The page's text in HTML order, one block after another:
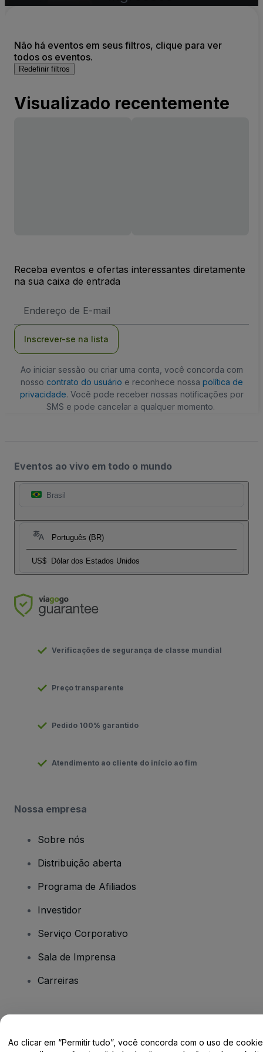
Não há eventos em seus filtros, clique para ver
todos os eventos.
Redefinir filtros
Visualizado recentemente
Receba eventos e ofertas interessantes diretamente
na sua caixa de entrada
de
Inscrever-se na lista
Ao iniciar sessão ou criar uma conta, você concorda com
nosso contrato do usuário e reconhece nossa política de
privacidade. Você pode receber nossas notificações por
SMS e pode cancelar a qualquer momento.
Eventos ao vivo em todo o mundo
Brasil
Português (BR)
US$ Dólar dos Estados Unidos
Verificações de segurança de classe mundial
Preço transparente
Pedido 100% garantido
Atendimento ao cliente do início ao fim
Nossa empresa
Sobre nós
Distribuição aberta
Programa de Afiliados
Investidor
Serviço Corporativo
Sala de Imprensa
Carreiras
Ao clicar em “Permitir tudo”, você concorda com o uso de